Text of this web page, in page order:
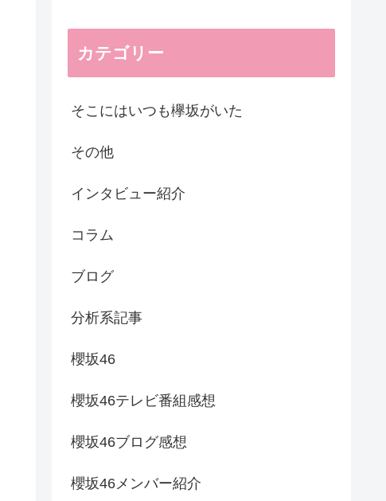
カテゴリー
そこにはいつも欅坂がいた
その他
インタビュー紹介
コラム
ブログ
分析系記事
櫻坂46
櫻坂46テレビ番組感想
櫻坂46ブログ感想
櫻坂46メンバー紹介